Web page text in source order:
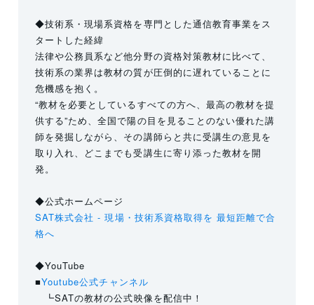
◆技術系・現場系資格を専門とした通信教育事業をス
タートした経緯
法律や公務員系など他分野の資格対策教材に比べて、
技術系の業界は教材の質が圧倒的に遅れていることに
危機感を抱く。
“教材を必要としているすべての方へ、最高の教材を提
供する”ため、全国で陽の目を見ることのない優れた講
師を発掘しながら、その講師らと共に受講生の意見を
取り入れ、どこまでも受講生に寄り添った教材を開
発。
◆公式ホームページ
SAT株式会社 - 現場・技術系資格取得を 最短距離で合
格へ
◆YouTube
■Youtube公式チャンネル
┗SATの教材の公式映像を配信中！